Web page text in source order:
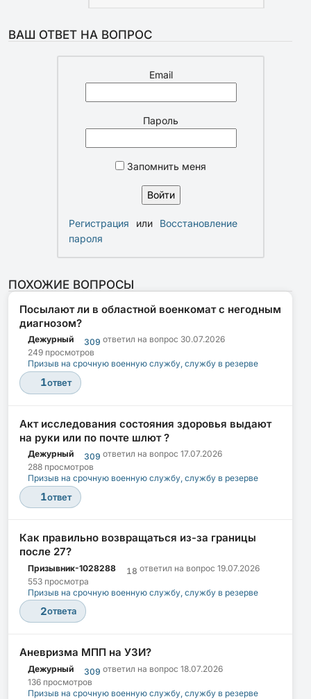
ВАШ ОТВЕТ НА ВОПРОС
Email
Пароль
Запомнить меня
Регистрация или
Восстановление
пароля
ПОХОЖИЕ ВОПРОСЫ
Посылают ли в областной военкомат с негодным
диагнозом?
Дежурный 309 ответил на вопрос 30.07.2026
249 просмотров
Призыв на срочную военную службу, службу в резерве
1ответ
Акт исследования состояния здоровья выдают
на руки или по почте шлют ?
Дежурный 309 ответил на вопрос 17.07.2026
288 просмотров
Призыв на срочную военную службу, службу в резерве
1ответ
Как правильно возвращаться из-за границы
после 27?
Призывник-1028288 18 ответил на вопрос 19.07.2026
553 просмотра
Призыв на срочную военную службу, службу в резерве
2ответа
Аневризма МПП на УЗИ?
Дежурный 309 ответил на вопрос 18.07.2026
136 просмотров
Призыв на срочную военную службу, службу в резерве